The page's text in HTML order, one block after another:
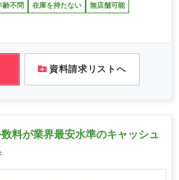
齢不問 在庫を持たない 無店舗可能
資料請求リストへ
料が業界最安水準のキャッシュ